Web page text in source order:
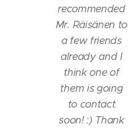
recommended
Mr. Räisänen to
a few friends
already and I
think one of
them is going
to contact
soon! :) Thank